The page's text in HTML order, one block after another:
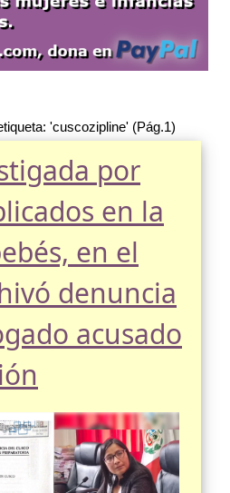
'cuscozipline' (Pág.1)
por
en la
en el
denuncia
acusado